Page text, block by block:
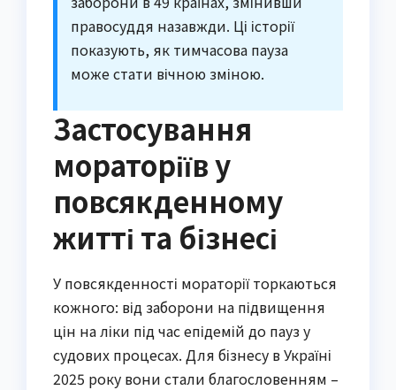
правосуддя назавжди. Ці історії
показують, як тимчасова пауза
може стати вічною зміною.
Застосування
мораторіїв у
повсякденному
житті та бізнесі
У повсякденності мораторії торкаються
кожного: від заборони на підвищення
цін на ліки під час епідемій до пауз у
судових процесах. Для бізнесу в Україні
2025 року вони стали благословенням –